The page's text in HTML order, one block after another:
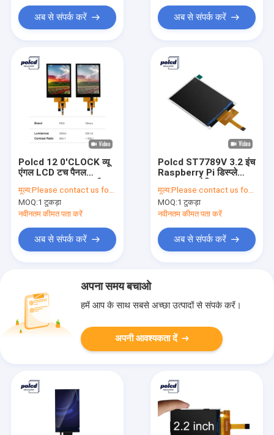
अब से संपर्क करें अब से संपर्क करें
Polcd 12 0'CLOCK व्यू
एंगल LCD टच पैनल
Raspberry Pi
मूल्य:Please contact us for latest price
MOQ:1 टुकड़ा
नवीनतम कीमत पता करें
अब से संपर्क करें
Polcd ST7789V 3.2 इंच
Raspberry Pi डिस्प्ले
डिस्प्ले
मूल्य:Please contact us for latest price
MOQ:1 टुकड़ा
नवीनतम कीमत पता करें
अब से संपर्क करें
अपना समय बचाओ
हमें आप के साथ सबसे अच्छा उत्पादों से संपर्क करें।
अपनी आवश्यकता दें